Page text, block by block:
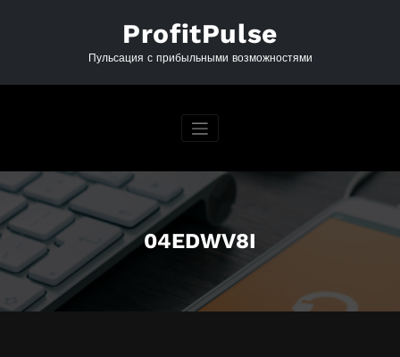
ProfitPulse
Пульсация с прибыльными возможностями
04EDWV8I